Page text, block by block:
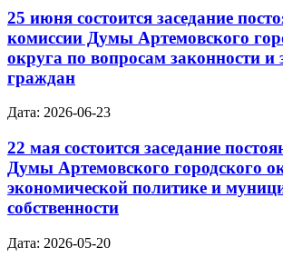
25 июня состоится заседание
комиссии Думы Артемовского
округа по вопросам законности
граждан
Дата: 2026-06-23
22 мая состоится заседание
Думы Артемовского городского
экономической политике и
собственности
Дата: 2026-05-20